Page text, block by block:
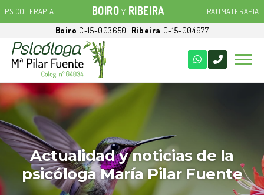
PSICOTERAPIA BOIRO Y RIBEIRA TRAUMATERAPIA
Boiro C-15-003650 Ribeira C-15-004977
Actualidad y noticias de la
psicóloga María Pilar Fuente